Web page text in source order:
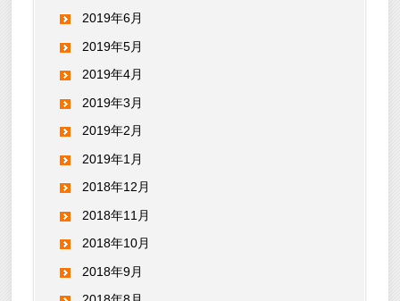
2019年6月
2019年5月
2019年4月
2019年3月
2019年2月
2019年1月
2018年12月
2018年11月
2018年10月
2018年9月